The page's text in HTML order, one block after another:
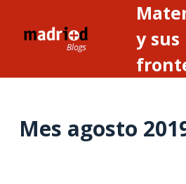
y sus
Mes agosto